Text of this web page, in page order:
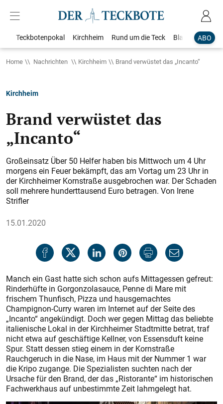
ABO
Teckbotenpokal Kirchheim Rund um die Teck Blaulicht
Home Nachrichten Kirchheim Brand verwüstet das „Incanto“
Kirchheim
Brand verwüstet das
„Incanto“
Großeinsatz Über 50 Helfer haben bis Mittwoch um 4 Uhr
morgens ein Feuer bekämpft, das am Vortag um 23 Uhr in
der Kirchheimer Kornstraße ausgebrochen war. Der Schaden
soll mehrere hunderttausend Euro betragen. Von Irene
Strifler
15.01.2020
Manch ein Gast hatte sich schon aufs Mittagessen gefreut:
Rinderhüfte in Gorgonzolasauce, Penne di Mare mit
frischem Thunfisch, Pizza und hausgemachtes
Champignon-Curry waren im Internet auf der Seite des
„Incanto“ angekündigt. Doch wer gegen Mittag das beliebte
italienische Lokal in der Kirchheimer Stadtmitte betrat, traf
nicht etwa auf geschäftige Kellner, von Essensduft keine
Spur. Statt dessen stieg einem in der Kornstraße
Rauchgeruch in die Nase, im Haus mit der Nummer 1 war
die Kripo zugange. Die Spezialisten suchten nach der
Ursache für den Brand, der das „Ristorante“ im historischen
Fachwerkhaus auf unbestimmte Zeit lahmgelegt hat.